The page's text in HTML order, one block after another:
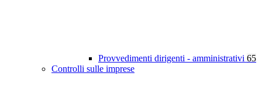
Provvedimenti dirigenti - amministrativi 65
Controlli sulle imprese